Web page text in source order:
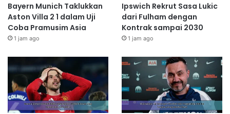
Bayern Munich Taklukkan
Aston Villa 2 1 dalam Uji
Coba Pramusim Asia
1 jam ago
Ipswich Rekrut Sasa Lukic
dari Fulham dengan
Kontrak sampai 2030
1 jam ago